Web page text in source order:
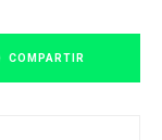
COMPARTIR